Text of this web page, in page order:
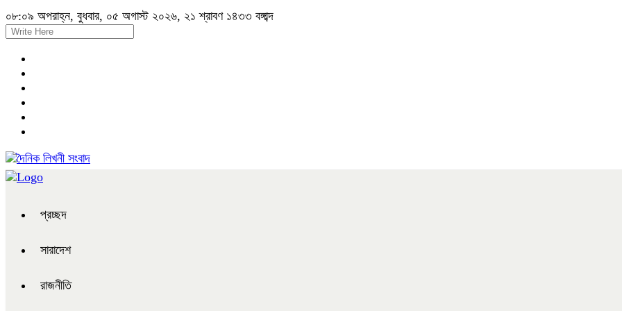
০৮:০৯ অপরাহ্ন, বুধবার, ০৫ অগাস্ট ২০২৬, ২১ শ্রাবণ ১৪৩৩ বঙ্গাব্দ
প্রচ্ছদ
সারাদেশ
রাজনীতি